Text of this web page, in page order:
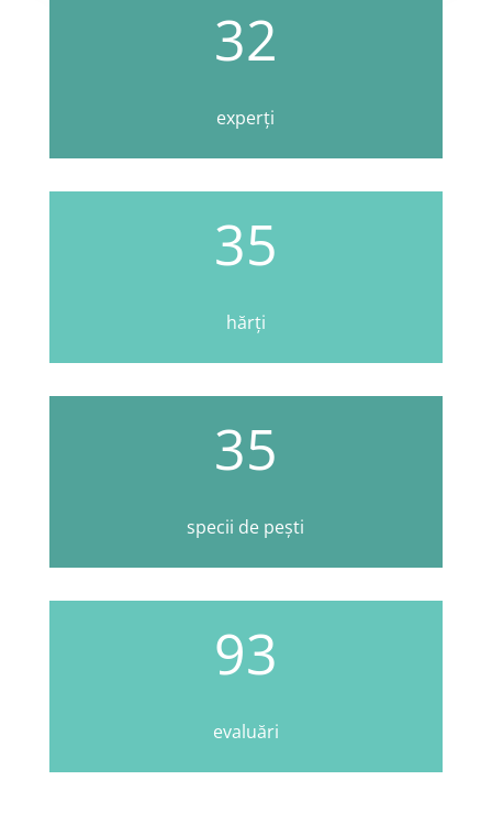
32
experți
35
hărți
35
specii de pești
93
evaluări